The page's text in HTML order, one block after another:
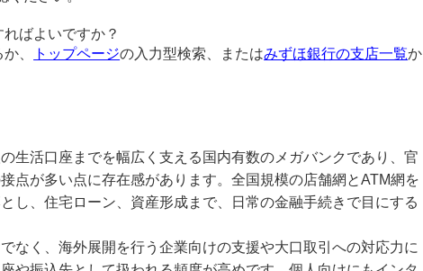
ばよいですか？
、
トップページの入力型検索、またはみずほ銀行の支店一覧か
生活口座までを幅広く支える国内有数のメガバンクであり、官
点が多い点に存在感があります。全国規模の店舗網とATM網を
し、住宅ローン、資産形成まで、日常の金融手続きで目にする
なく、海外展開を行う企業向けの支援や大口取引への対応力に